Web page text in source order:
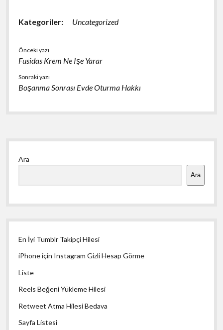
Kategoriler: Uncategorized
Önceki yazı
Fusidas Krem Ne Işe Yarar
Sonraki yazı
Boşanma Sonrası Evde Oturma Hakkı
Yan
Menü
Ara
Ara
En İyi Tumblr Takipçi Hilesi
iPhone için Instagram Gizli Hesap Görme
Liste
Reels Beğeni Yükleme Hilesi
Retweet Atma Hilesi Bedava
Sayfa Listesi